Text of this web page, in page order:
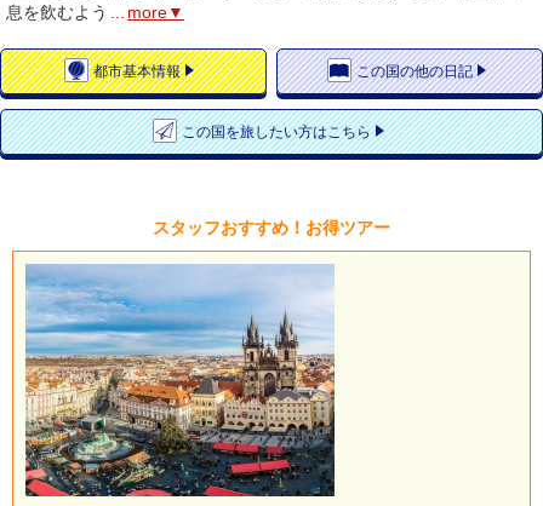
息を飲むよう
more▼
都市基本情報 この国の他の日記
この国を旅したい方はこちら
スタッフおすすめ！お得ツアー